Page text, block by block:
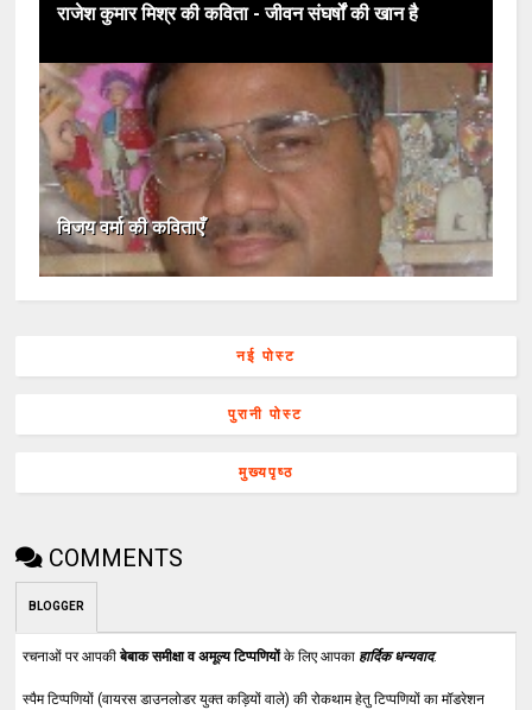
राजेश कुमार मिश्र की कविता - जीवन संघर्षों की खान है
विजय वर्मा की कविताएँ
नई पोस्ट
पुरानी पोस्ट
मुख्यपृष्ठ
COMMENTS
BLOGGER
रचनाओं पर आपकीबेबाक समीक्षा व अमूल्य टिप्पणियोंके लिए आपका हार्दिक धन्यवाद.
स्पैम टिप्पणियों (वायरस डाउनलोडर युक्त कड़ियों वाले) की रोकथाम हेतु टिप्पणियों का मॉडरेशन